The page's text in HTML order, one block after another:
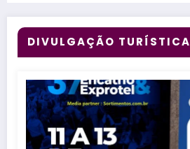
DIVULGAÇÃO TURÍSTICA